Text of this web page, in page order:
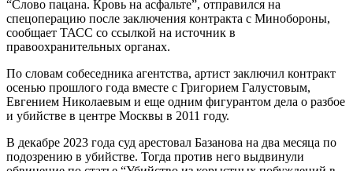
“Слово пацана. Кровь на асфальте”, отправился на
спецоперацию после заключения контракта с Минобороны,
сообщает ТАСС со ссылкой на источник в
правоохранительных органах.
По словам собеседника агентства, артист заключил контракт
осенью прошлого года вместе с Григорием Галустовым,
Евгением Николаевым и еще одним фигурантом дела о разбое
и убийстве в центре Москвы в 2011 году.
В декабре 2023 года суд арестовал Базанова на два месяца по
подозрению в убийстве. Тогда против него выдвинули